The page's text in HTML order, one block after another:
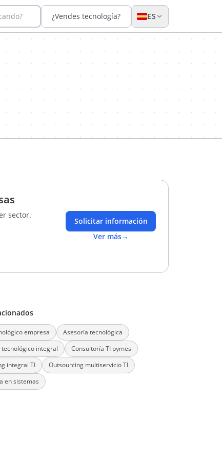
¿Vendes tecnología? ES
sector.
Solicitar información
Ver más→
empresa
Asesoría tecnológica
tecnológico integral
Consultoría TI pymes
integral TI
Outsourcing multiservicio TI
en sistemas